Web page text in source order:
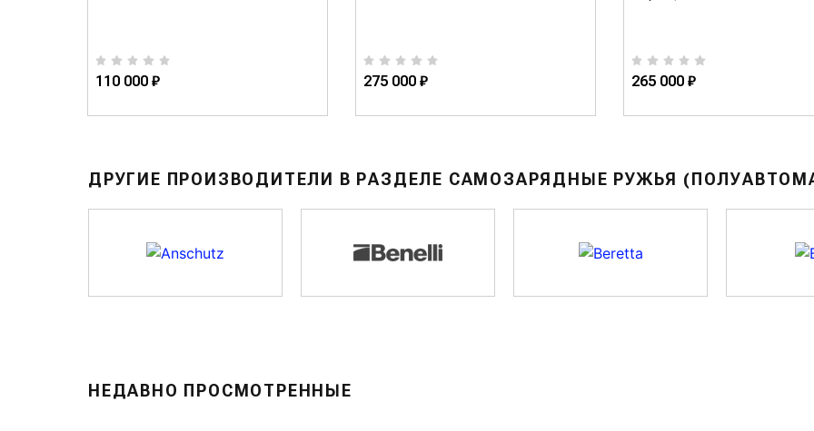
110 000 ₽ 275 000 ₽ 265 000 ₽
ДРУГИЕ ПРОИЗВОДИТЕЛИ В РАЗДЕЛЕ САМОЗАРЯДНЫЕ РУЖЬЯ
НЕДАВНО ПРОСМОТРЕННЫЕ